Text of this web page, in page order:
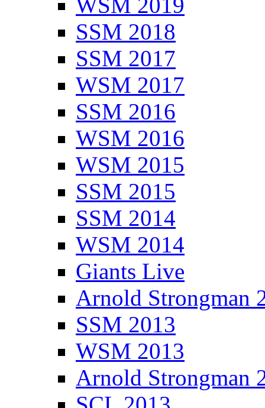
SSM 2018
SSM 2017
WSM 2017
SSM 2016
WSM 2016
WSM 2015
SSM 2015
SSM 2014
WSM 2014
Giants Live
Arnold Strongman
SSM 2013
WSM 2013
Arnold Strongman